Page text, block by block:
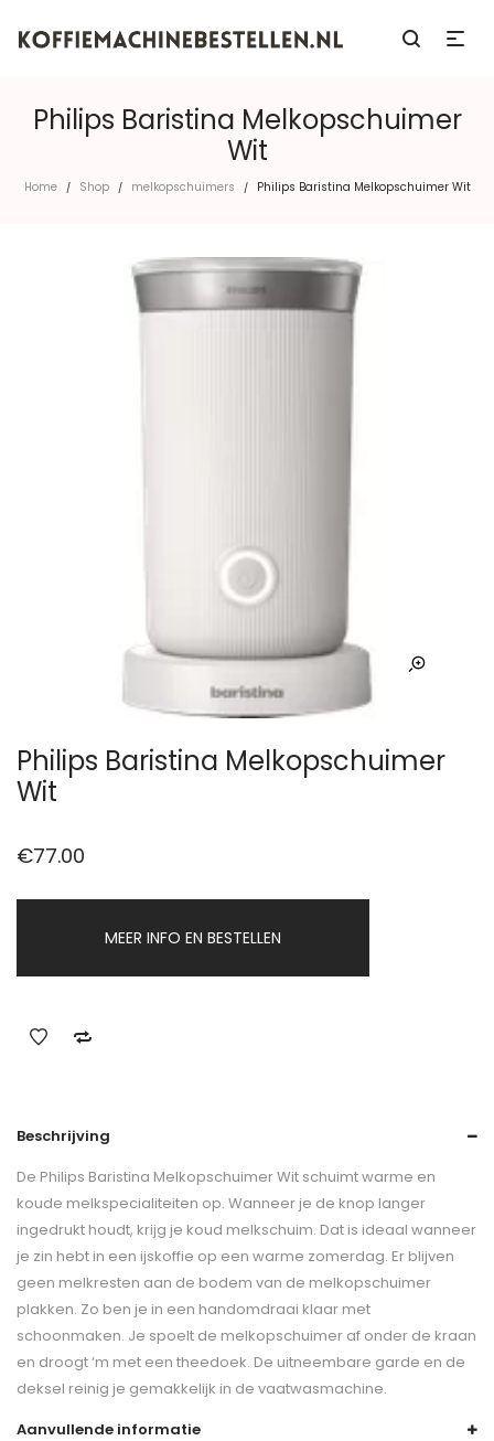
Philips Baristina Melkopschuimer
Wit
Home / Shop / melkopschuimers / Philips Baristina Melkopschuimer Wit
Philips Baristina Melkopschuimer
Wit
€77.00
MEER INFO EN BESTELLEN
Beschrijving
De Philips Baristina Melkopschuimer Wit schuimt warme en
koude melkspecialiteiten op. Wanneer je de knop langer
ingedrukt houdt, krijg je koud melkschuim. Dat is ideaal wanneer
je zin hebt in een ijskoffie op een warme zomerdag. Er blijven
geen melkresten aan de bodem van de melkopschuimer
plakken. Zo ben je in een handomdraai klaar met
schoonmaken. Je spoelt de melkopschuimer af onder de kraan
en droogt ‘m met een theedoek. De uitneembare garde en de
deksel reinig je gemakkelijk in de vaatwasmachine.
Aanvullende informatie